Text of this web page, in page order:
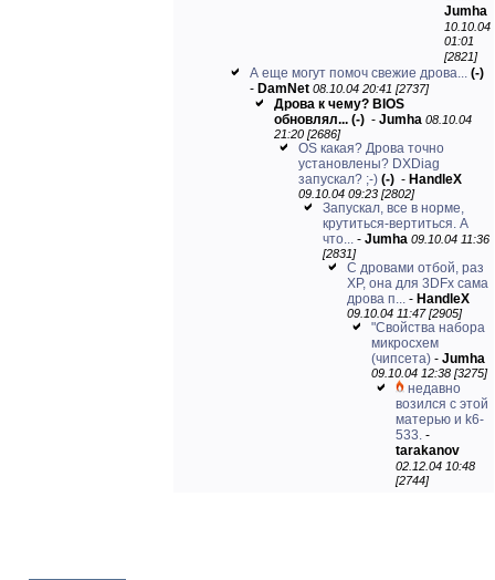
Jumha
10.10.04
01:01
[2821]
А еще могут помоч свежие дрова... (-)
- DamNet 08.10.04 20:41 [2737]
Дрова к чему? BIOS
обновлял... (-) - Jumha 08.10.04
21:20 [2686]
OS какая? Дрова точно
установлены? DXDiag
запускал? ;-) (-) - HandleX
09.10.04 09:23 [2802]
Запускал, все в норме,
крутиться-вертиться. А
что... - Jumha 09.10.04 11:36
[2831]
С дровами отбой, раз
XP, она для 3DFx сама
дрова п... - HandleX
09.10.04 11:47 [2905]
"Свойства набора
микросхем
(чипсета) - Jumha
09.10.04 12:38 [3275]
недавно
возился с этой
матерью и k6-
533. -
tarakanov
02.12.04 10:48
[2744]